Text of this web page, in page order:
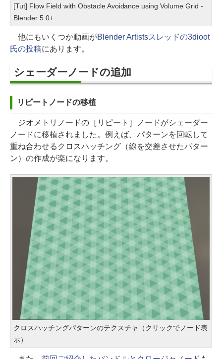
[Tut] Flow Field with Obstacle Avoidance using Volume Grid -
Blender 5.0+
他にもいくつか動画がBlender Artistsスレッドの3dioot
氏の投稿にあります。
シェーダーノードの追加
リピートノードの移植
ジオメトリノードの［リピート］ノードがシェーダー
ノードに移植されました。例えば、パターンを回転して
重ね合わせるクロスハッチング（線を交差させたパター
ン）の作成が楽になります。
クロスハッチングパターンのテクスチャ（クリックでノード表
示）